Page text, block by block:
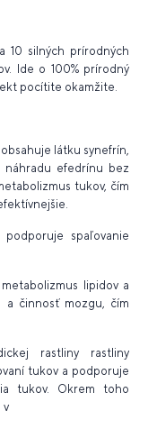
10 silných prírodných
Ide o 100% prírodný
pocítite okamžite.
obsahuje látku synefrín,
náhradu efedrínu bez
tukov, čím
podporuje spaľovanie
lipidov a
a činnosť mozgu, čím
rastliny rastliny
tukov a podporuje
tukov. Okrem toho
v